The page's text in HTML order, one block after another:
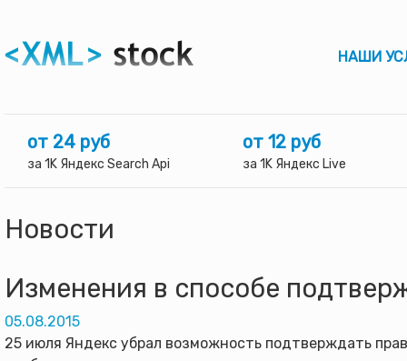
НАШИ
от 24 руб
за 1K Яндекс Search Api
от 12 руб
за 1K Яндекс Live
Новости
Изменения в способе
05.08.2015
25 июля Яндекс убрал возможность подтверждать